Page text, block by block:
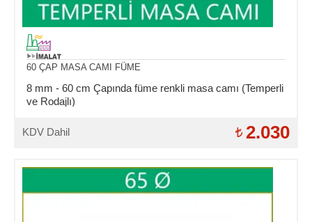
60 ÇAP MASA CAMI FÜME
8 mm - 60 cm Çapında füme renkli masa camı (Temperli
ve Rodajlı)
KDV Dahil 2.030